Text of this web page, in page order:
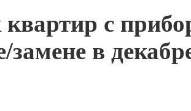
квартир с
замене в